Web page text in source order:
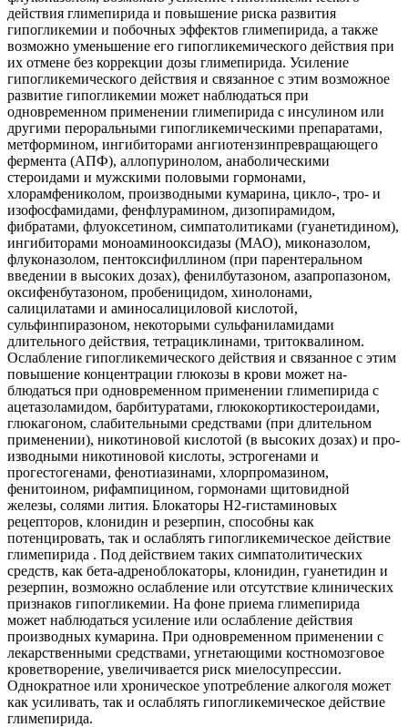
действия глимепирида и повышение рис­ка развития
гипогликемии и побочных эффектов глимепирида, а также
возможно уменьшение его гипогликемического действия при
их отмене без коррекции дозы глимепирида. Усиление
гипоглике­мического действия и связанное с этим возможное
развитие гипогликемии может наблюдаться при
одновременном приме­нении глимепирида с инсулином или
другими пероральными гипогликемическими препаратами,
метформином, инги­биторами ангиотензинпревращающего
фермента (АПФ), аллопуринолом, анабо­лическими
стероидами и мужскими по­ловыми гормонами,
хлорамфениколом, производными кумарина, цикло-, тро- и
изофосфамидами, фенфлурамином, дизопирамидом,
фибратами, флуоксетином, симпатолитиками (гуанетидином),
инги­биторами моноаминооксидазы (МАО), миконазолом,
флуконазолом, пентоксифиллином (при парентеральном
введении в высоких дозах), фенилбутазоном, азапропазоном,
оксифенбутазоном, пробеницидом, хинолонами,
салицилатами и аминосалициловой кислотой,
сульфинпиразоном, некоторыми сульфанилами­дами
длительного действия, тетрациклинами, тритоквалином.
Ослабление гипогликемического дейст­вия и связанное с этим
повышение кон­центрации глюкозы в крови может на­
блюдаться при одновременном примене­нии глимепирида с
ацетазоламидом, бар­битуратами, глюкокортикостероидами,
глюкагоном, слабительными средствами (при длительном
применении), никоти­новой кислотой (в высоких дозах) и про­
изводными никотиновой кислоты, эстро­генами и
прогестогенами, фенотиазинами, хлорпромазином,
фенитоином, ри­фампицином, гормонами щитовидной
железы, солями лития. Блокаторы H2-гистаминовых
рецепторов, клонидин и резерпин, способны как
потенцировать, так и ослаблять гипогликемическое действие
глимепирида . Под действием таких симпатолитических
средств, как бета-адреноблокаторы, клонидин, гуанетидин и
резерпин, возможно ослабление или отсутствие клинических
признаков гипогликемии. На фоне приема глимепирида
может на­блюдаться усиление или ослабление дей­ствия
производных кумарина. При одновременном применении с
ле­карственными средствами, угнетающими костномозговое
кроветворение, увеличи­вается риск миелосупрессии.
Однократное или хроническое употреб­ление алкоголя может
как усиливать, так и ослаблять гипогликемическое действие
глимепирида.